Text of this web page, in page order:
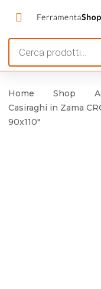
search
Home Shop
Casiraghi in Zama
90x110"